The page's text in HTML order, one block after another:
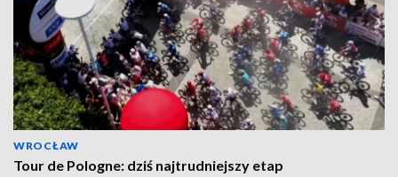
WROCŁAW
Tour de Pologne: dziś najtrudniejszy etap